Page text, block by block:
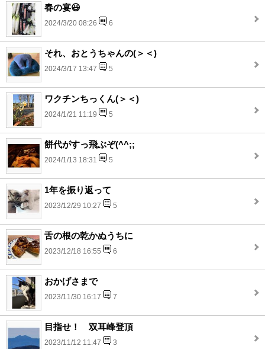
春の宴😃
2024/3/20 08:26 6
それ、おとうちゃんの(＞＜)
2024/3/17 13:47 5
ワクチンちっくん(＞＜)
2024/1/21 11:19 5
餅代がすっ飛ぶぞ(^^;;
2024/1/13 18:31 5
1年を振り返って
2023/12/29 10:27 5
舌の根の乾かぬうちに
2023/12/18 16:55 6
おかげさまで
2023/11/30 16:17 7
目指せ！ 双耳峰登頂
2023/11/12 11:47 3